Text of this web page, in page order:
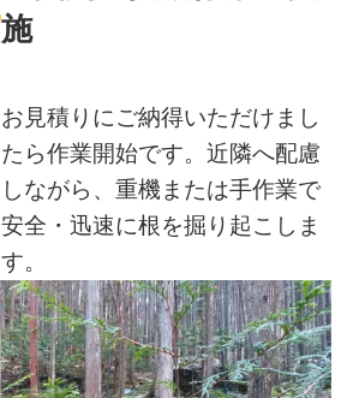
施
お見積りにご納得いただけまし
たら作業開始です。近隣へ配慮
しながら、重機または手作業で
安全・迅速に根を掘り起こしま
す。